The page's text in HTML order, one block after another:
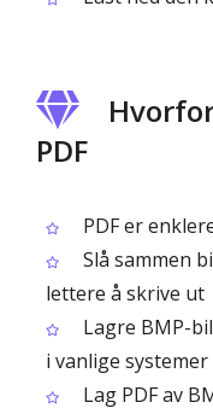
PDF
PDF er
Slå sammen
lettere å skrive ut
Lagre BMP-
i vanlige
Lag PDF av